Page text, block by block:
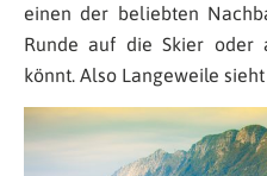
einen der beliebten
Runde auf die Skier oder
könnt. Also Langeweile